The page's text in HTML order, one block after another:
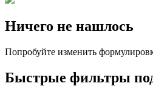
Ничего не нашлось
Попробуйте изменить
Быстрые фильтры